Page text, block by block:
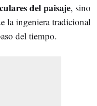
del paisaje, sino
la ingeniera tradicional
del tiempo.